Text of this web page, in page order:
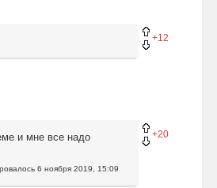
+12
+20
и мне все надо
6 ноября 2019, 15:09